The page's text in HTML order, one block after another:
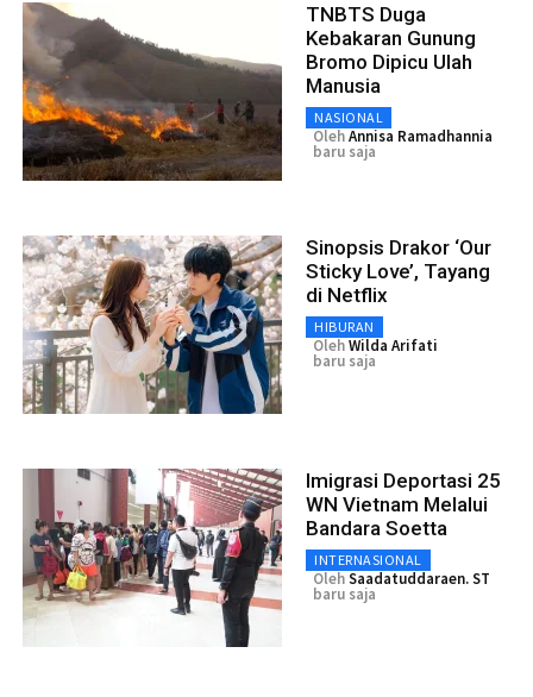
TNBTS Duga
Kebakaran Gunung
Bromo Dipicu Ulah
Manusia
NASIONAL
OlehAnnisa Ramadhannia
baru saja
Sinopsis Drakor ‘Our
Sticky Love’, Tayang
di Netflix
HIBURAN
OlehWilda Arifati
baru saja
Imigrasi Deportasi 25
WN Vietnam Melalui
Bandara Soetta
INTERNASIONAL
OlehSaadatuddaraen. ST
baru saja